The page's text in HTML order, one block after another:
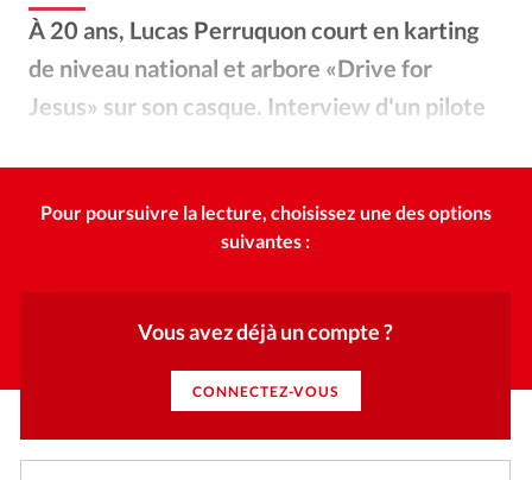
Emploi
Se connecter
Édition: Internationale
RUBRIQUES
Tous les articles
Actualité chrétienne
Publireportage
Relations Aujourd'hui
Tour du monde des Eglises
Vie Intérieure
À 20 ans, Lucas Perruquon court en karting
de niveau national et arbore «Drive for
Jesus» sur son casque. Interview d'un pilote
Pour poursuivre la lecture, choisissez une des options
suivantes :
Vous avez déjà un compte ?
CONNECTEZ-VOUS